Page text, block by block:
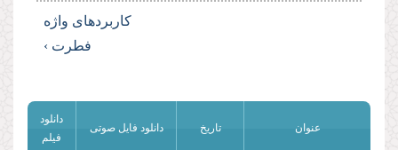
کاربردهای واژه
فطرت ›
عنوان تاریخ دانلود فایل صوتی
دانلود
فیلم